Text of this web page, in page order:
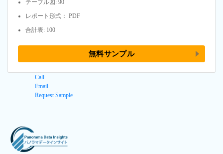
テーブル図: 90
レポート形式： PDF
合計表: 100
無料サンプル
Call
Email
Request Sample